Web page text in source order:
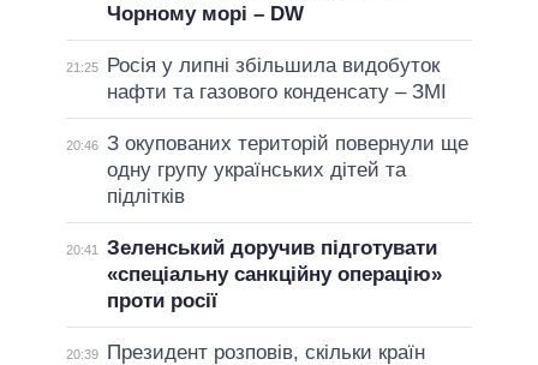
Чорному морі – DW
21:25
Росія у липні збільшила видобуток
нафти та газового конденсату – ЗМІ
20:46 З окупованих територій повернули ще
одну групу українських дітей та
підлітків
20:41
Зеленський доручив підготувати
«спеціальну санкційну операцію»
проти росії
20:39
Президент розповів, скільки країн